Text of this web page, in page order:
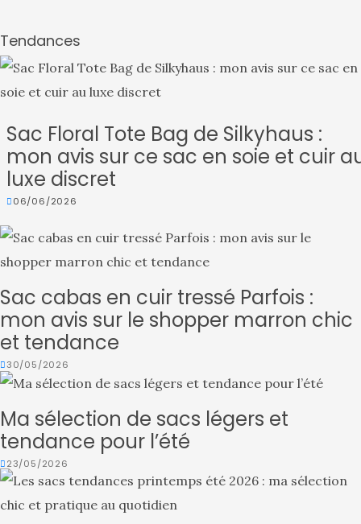
Tendances
Sac Floral Tote Bag de Silkyhaus :
mon avis sur ce sac en soie et cuir
luxe discret
06/06/2026
Sac cabas en cuir tressé Parfois :
mon avis sur le shopper marron chic
et tendance
30/05/2026
Ma sélection de sacs légers et
tendance pour l’été
23/05/2026